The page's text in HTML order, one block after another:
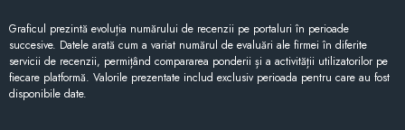
Graficul prezintă evoluția numărului de recenzii pe portaluri în perioade
succesive. Datele arată cum a variat numărul de evaluări ale firmei în diferite
servicii de recenzii, permițând compararea ponderii și a activității utilizatorilor pe
fiecare platformă. Valorile prezentate includ exclusiv perioada pentru care au fost
disponibile date.